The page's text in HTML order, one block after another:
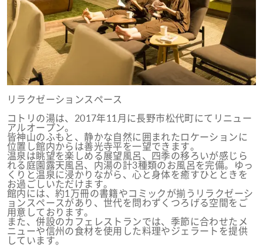
リラクゼーションスペース
コトリの湯は、2017年11月に長野市松代町にてリニュー
アルオープン。
皆神山のふもと、静かな自然に囲まれたロケーションに
位置し館内からは善光寺平を一望できます。
温泉は眺望を楽しめる展望風呂、四季の移ろいが感じら
れる庭園露天風呂、内湯の計3種類のお風呂を完備。ゆっ
くりと温泉に浸かりながら、心と身体を癒すひとときを
お過ごしいただけます。
館内には、約1万冊の書籍やコミックが揃うリラクゼーシ
ョンスペースがあり、世代を問わずくつろげる空間をご
用意しております。
また、併設のカフェレストランでは、季節に合わせたメ
ニューや信州の食材を使用した料理やジェラートを提供
しています。